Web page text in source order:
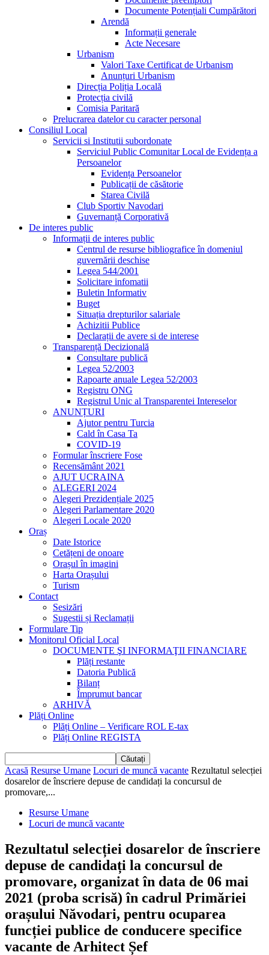
Documente Potențiali Cumpărători
Arendă
Informații generale
Acte Necesare
Urbanism
Valori Taxe Certificat de Urbanism
Anunțuri Urbanism
Direcția Poliția Locală
Protecția civilă
Comisia Paritară
Prelucrarea datelor cu caracter personal
Consiliul Local
Servicii si Institutii subordonate
Serviciul Public Comunitar Local de Evidența a
Persoanelor
Evidența Persoanelor
Publicații de căsătorie
Starea Civilă
Club Sportiv Navodari
Guvernanță Corporativă
De interes public
Informații de interes public
Centrul de resurse bibliografice în domeniul
guvernării deschise
Legea 544/2001
Solicitare infomatii
Buletin Informativ
Buget
Situația drepturilor salariale
Achizitii Publice
Declarații de avere si de interese
Transparență Decizională
Consultare publică
Legea 52/2003
Rapoarte anuale Legea 52/2003
Registru ONG
Registrul Unic al Transparentei Intereselor
ANUNȚURI
Ajutor pentru Turcia
Cald în Casa Ta
COVID-19
Formular înscriere Fose
Recensământ 2021
AJUT UCRAINA
ALEGERI 2024
Alegeri Prezidențiale 2025
Alegeri Parlamentare 2020
Alegeri Locale 2020
Oraș
Date Istorice
Cetățeni de onoare
Orașul în imagini
Harta Orașului
Turism
Contact
Sesizări
Sugestii și Reclamații
Formulare Tip
Monitorul Oficial Local
DOCUMENTE ŞI INFORMAŢII FINANCIARE
Plăți restante
Datoria Publică
Bilanț
Împrumut bancar
ARHIVĂ
Plăți Online
Plăți Online – Verificare ROL E-tax
Plăți Online REGISTA
Acasă Resurse Umane Locuri de muncă vacante Rezultatul selecției
dosarelor de înscriere depuse de candidați la concursul de
promovare,...
Resurse Umane
Locuri de muncă vacante
Rezultatul selecției dosarelor de înscriere
depuse de candidați la concursul de
promovare, organizat în data de 06 mai
2021 (proba scrisă) în cadrul Primăriei
orașului Năvodari, pentru ocuparea
funcției publice de conducere specifice
vacante de Arhitect Șef